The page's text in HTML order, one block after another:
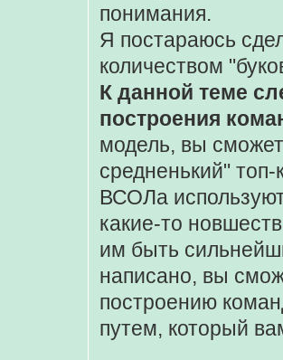
понимания.
Я постараюсь
количеством
К данной теме
построения
модель, вы
средненький"
ВСОЛа
какие-то
им быть
написано, вы
построению
путем, который